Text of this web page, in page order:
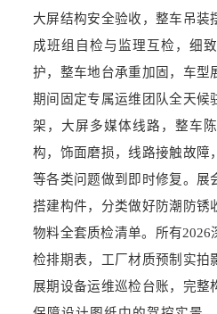
大屏结构安全验收，整车吊
成班组自检与监理互检，细
护，整车地台承重加固，车型
期间固定专属运维团队全天候
架，大屏多媒体线路，整车
构，饰面磨损，线路接触故障
等各类问题做到即时修复。展
搭建构件，分类做好防潮防锈
物料全套质检清单。所有
检排期表，工厂材质预制实拍
展期设备运维巡检台账，完